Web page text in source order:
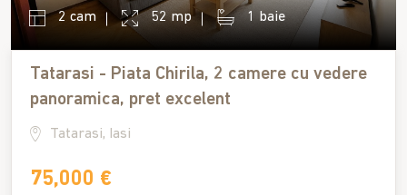
2 cam 52 mp 1 baie
Tatarasi - Piata Chirila, 2 camere cu vedere
panoramica, pret excelent
Tatarasi, Iasi
75,000 €